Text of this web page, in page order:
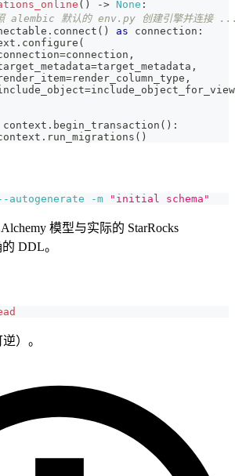
( ) -> None :
默认的 env.py 创建引擎并连接
. connect ( ) as connection :
. configure (
=connection ,
=target_metadata ,
=render_column_type ,
=
context . begin_transaction ( ) :
. run_migrations ( )
autogenerate -m "initial schema"
模型与实际的 StarRocks
DDL。
）。